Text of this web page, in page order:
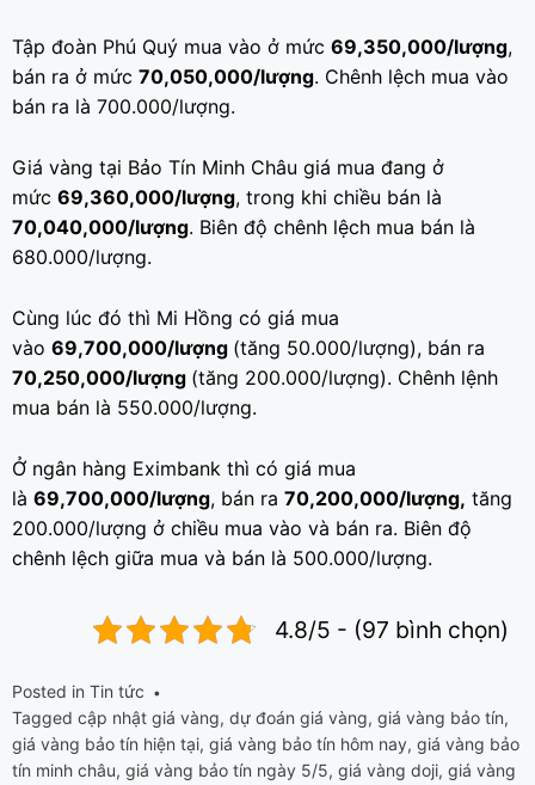
Tập đoàn Phú Quý mua vào ở mức 69,350,000/lượng,
bán ra ở mức 70,050,000/lượng. Chênh lệch mua vào
bán ra là 700.000/lượng.
Giá vàng tại Bảo Tín Minh Châu giá mua đang ở
mức 69,360,000/lượng, trong khi chiều bán là
70,040,000/lượng. Biên độ chênh lệch mua bán là
680.000/lượng.
Cùng lúc đó thì Mi Hồng có giá mua
vào 69,700,000/lượng (tăng 50.000/lượng), bán ra
70,250,000/lượng (tăng 200.000/lượng). Chênh lệnh
mua bán là 550.000/lượng.
Ở ngân hàng Eximbank thì có giá mua
là 69,700,000/lượng, bán ra 70,200,000/lượng, tăng
200.000/lượng ở chiều mua vào và bán ra. Biên độ
chênh lệch giữa mua và bán là 500.000/lượng.
4.8/5 - (97 bình chọn)
Posted in Tin tức
Tagged cập nhật giá vàng, dự đoán giá vàng, giá vàng bảo tín,
giá vàng bảo tín hiện tại, giá vàng bảo tín hôm nay, giá vàng bảo
tín minh châu, giá vàng bảo tín ngày 5/5, giá vàng doji, giá vàng